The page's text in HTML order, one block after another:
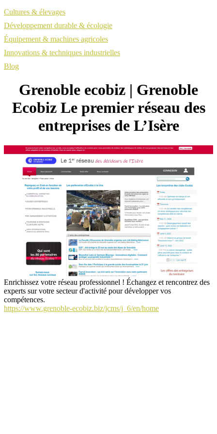
Cultures & élevages
Développement durable & écologie
Équipement & machines agricoles
Innovations & techniques industrielles
Blog
Grenoble ecobiz | Grenoble
Ecobiz Le premier réseau des
entreprises de L’Isère
Enrichissez votre réseau professionnel ! Échangez et rencontrez des
experts sur votre secteur d'activité pour développer vos
compétences.
https://www.grenoble-ecobiz.biz/jcms/j_6/en/home